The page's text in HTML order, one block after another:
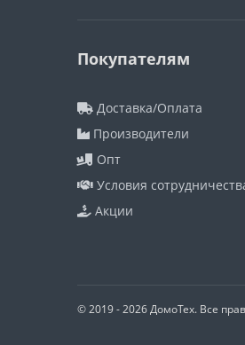
Покупателям
Доставка/Оплата
Производители
Опт
Условия
Акции
© 2019 - 2026 ДомоТех. Все